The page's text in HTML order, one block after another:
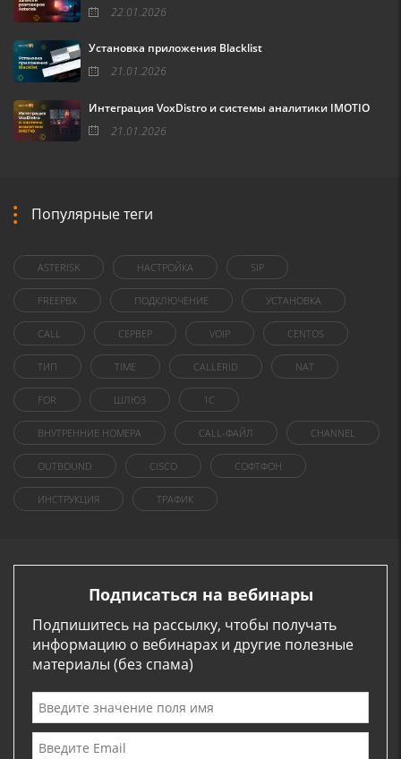
22.01.2026
Установка приложения Blacklist
21.01.2026
Интеграция VoxDistro и системы аналитики IMOTIO
21.01.2026
Популярные теги
ASTERISK НАСТРОЙКА SIP
FREEPBX ПОДКЛЮЧЕНИЕ УСТАНОВКА
CALL СЕРВЕР VOIP CENTOS
ТИП TIME CALLERID NAT
FOR ШЛЮЗ 1C
ВНУТРЕННИЕ НОМЕРА CALL-ФАЙЛ CHANNEL
OUTBOUND CISCO СОФТФОН
ИНСТРУКЦИЯ ТРАФИК
Подписаться на вебинары
Подпишитесь на рассылку, чтобы получать
информацию о вебинарах и другие полезные
материалы (без спама)